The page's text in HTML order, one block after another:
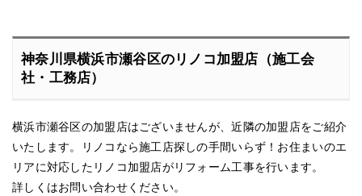
神奈川県横浜市瀬谷区のリノコ加盟店（施工会
社・工務店）
横浜市瀬谷区の加盟店はございませんが、近隣の加盟店をご紹介
いたします。リノコなら施工店探しの手間いらず！お住まいのエ
リアに対応したリノコ加盟店がリフォーム工事を行います。
詳しくはお問い合わせください。